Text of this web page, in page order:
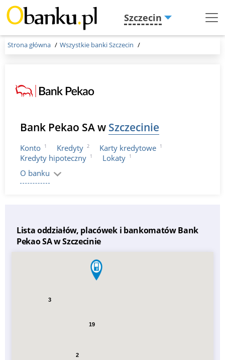
Szczecin
Menu
Strona główna Wszystkie banki Szczecin
Bank Pekao SA w Szczecinie
Konto 1 Kredyty 2 Karty kredytowe 1
Kredyty hipoteczny 1 Lokaty 1
O banku
Lista oddziałów, placówek i bankomatów Bank
Pekao SA w Szczecinie
19
2
3